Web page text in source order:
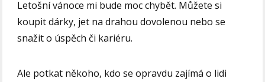
Letošní vánoce mi bude moc chybět. Můžete si
koupit dárky, jet na drahou dovolenou nebo se
snažit o úspěch či kariéru.
Ale potkat někoho, kdo se opravdu zajímá o lidi